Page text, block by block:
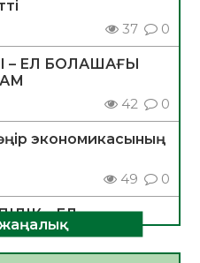
37 0
– ЕЛ БОЛАШАҒЫ
42 0
экономикасының
49 0
– ЕЛ
47 0